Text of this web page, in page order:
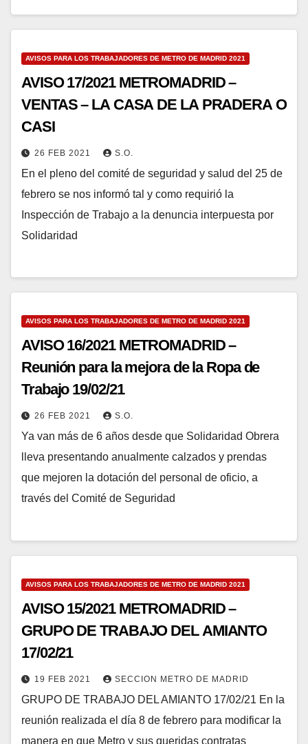
AVISOS PARA LOS TRABAJADORES DE METRO DE MADRID 2021
AVISO 17/2021 METROMADRID –
VENTAS – LA CASA DE LA PRADERA O
CASI
26 FEB 2021 S.O.
En el pleno del comité de seguridad y salud del 25 de
febrero se nos informó tal y como requirió la
Inspección de Trabajo a la denuncia interpuesta por
Solidaridad
AVISOS PARA LOS TRABAJADORES DE METRO DE MADRID 2021
AVISO 16/2021 METROMADRID –
Reunión para la mejora de la Ropa de
Trabajo 19/02/21
26 FEB 2021 S.O.
Ya van más de 6 años desde que Solidaridad Obrera
lleva presentando anualmente calzados y prendas
que mejoren la dotación del personal de oficio, a
través del Comité de Seguridad
AVISOS PARA LOS TRABAJADORES DE METRO DE MADRID 2021
AVISO 15/2021 METROMADRID –
GRUPO DE TRABAJO DEL AMIANTO
17/02/21
19 FEB 2021 SECCION METRO DE MADRID
GRUPO DE TRABAJO DEL AMIANTO 17/02/21 En la
reunión realizada el día 8 de febrero para modificar la
manera en que Metro y sus queridas contratas